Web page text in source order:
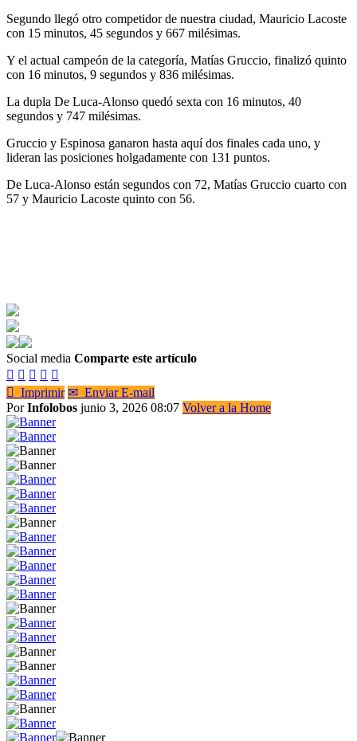
Segundo llegó otro competidor de nuestra ciudad, Mauricio Lacoste
con 15 minutos, 45 segundos y 667 milésimas.
Y el actual campeón de la categoría, Matías Gruccio, finalizó quinto
con 16 minutos, 9 segundos y 836 milésimas.
La dupla De Luca-Alonso quedó sexta con 16 minutos, 40
segundos y 747 milésimas.
Gruccio y Espinosa ganaron hasta aquí dos finales cada uno, y
lideran las posiciones holgadamente con 131 puntos.
De Luca-Alonso están segundos con 72, Matías Gruccio cuarto con
57 y Mauricio Lacoste quinto con 56.
Social media Comparte este artículo
    
 Imprimir ✉ Enviar E-mail
PorInfolobos junio 3, 2026 08:07 Volver a la Home